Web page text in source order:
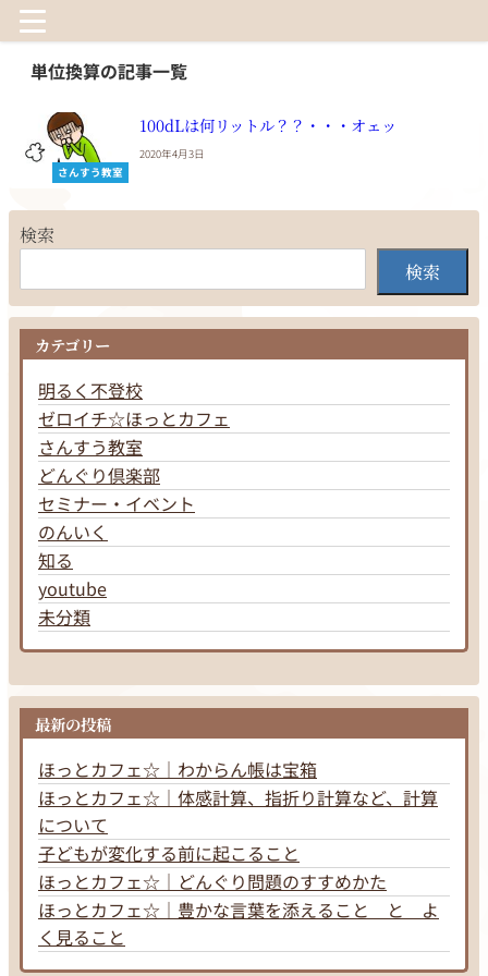
単位換算の記事一覧
さんすう教室
100dLは何リットル？？・・・オェッ
2020年4月3日
検索
検索
カテゴリー
明るく不登校
ゼロイチ☆ほっとカフェ
さんすう教室
どんぐり倶楽部
セミナー・イベント
のんいく
知る
youtube
未分類
最新の投稿
ほっとカフェ☆｜わからん帳は宝箱
ほっとカフェ☆｜体感計算、指折り計算など、計算
について
子どもが変化する前に起こること
ほっとカフェ☆｜どんぐり問題のすすめかた
ほっとカフェ☆｜豊かな言葉を添えること と よ
く見ること